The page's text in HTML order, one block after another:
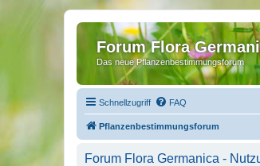
Forum Flora
Das neue Pflanzenbestimmungsforum
Schnellzugriff FAQ
Pflanzenbestimmungsforum
Forum Flora Germanica -